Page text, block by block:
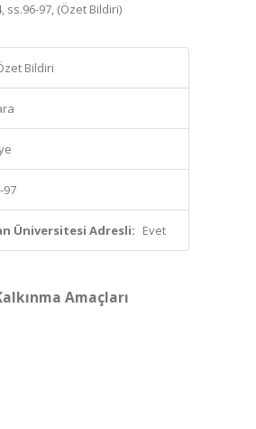
ss.96-97, (Özet Bildiri)
Bildiri
97
Üniversitesi Adresli: Evet
Amaçları